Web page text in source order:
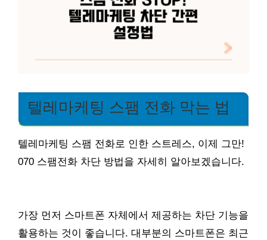
텔레마케팅 스팸 전화 막는 법
텔레마케팅 스팸 전화로 인한 스트레스, 이제 그만!
070 스팸전화 차단 방법을 자세히 알아보겠습니다.
가장 먼저 스마트폰 자체에서 제공하는 차단 기능을
활용하는 것이 좋습니다. 대부분의 스마트폰은 최근